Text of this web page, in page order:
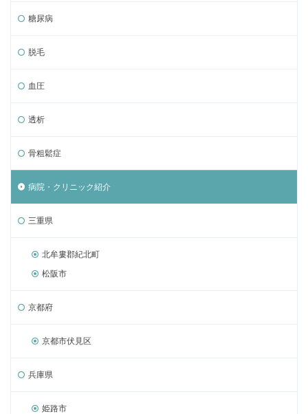
糖尿病
脱毛
血圧
透析
骨粗鬆症
病院・クリニック紹介
三重県
北牟婁郡紀北町
松阪市
京都府
京都市伏見区
兵庫県
姫路市